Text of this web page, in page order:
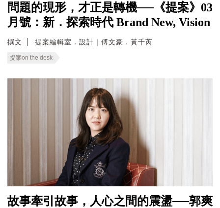
問題的現形，才正是轉機──《提案》03
月號：新．探索時代 Brand New, Vision
撰文 提案編輯室．設計｜傅文豪．黃千芮
提案on the desk
故事牽引故事，人心之間的震盪──郭爽